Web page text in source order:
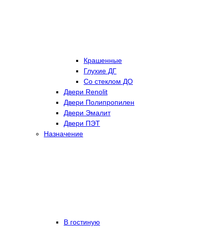
Крашенные
Глухие ДГ
Со стеклом ДО
Двери Renolit
Двери Полипропилен
Двери Эмалит
Двери ПЭТ
Назначение
В гостиную